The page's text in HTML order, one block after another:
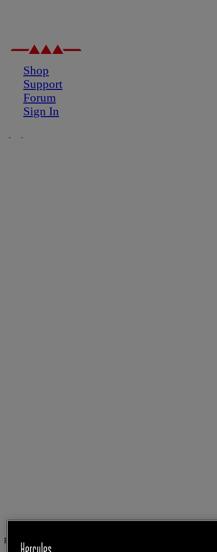
Shop
Support
Forum
Sign In
FR